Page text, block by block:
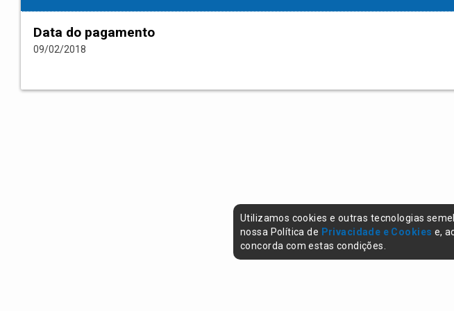
Data do pagamento
09/02/2018
Utilizamos cookies e outras tecnologias
nossa Política de Privacidade e Cookies e,
concorda com estas condições.